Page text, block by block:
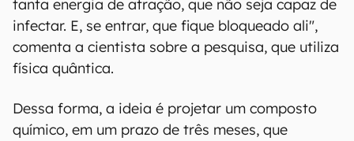
tanta energia de atração, que não seja capaz de
infectar. E, se entrar, que fique bloqueado ali",
comenta a cientista sobre a pesquisa, que utiliza
física quântica.
Dessa forma, a ideia é projetar um composto
químico, em um prazo de três meses, que